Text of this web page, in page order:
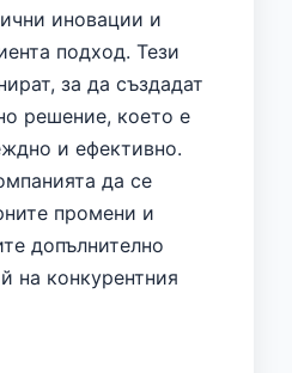
иновации и
подход. Тези
за да създадат
решение, което е
и ефективно.
да се
промени и
допълнително
на конкурентния